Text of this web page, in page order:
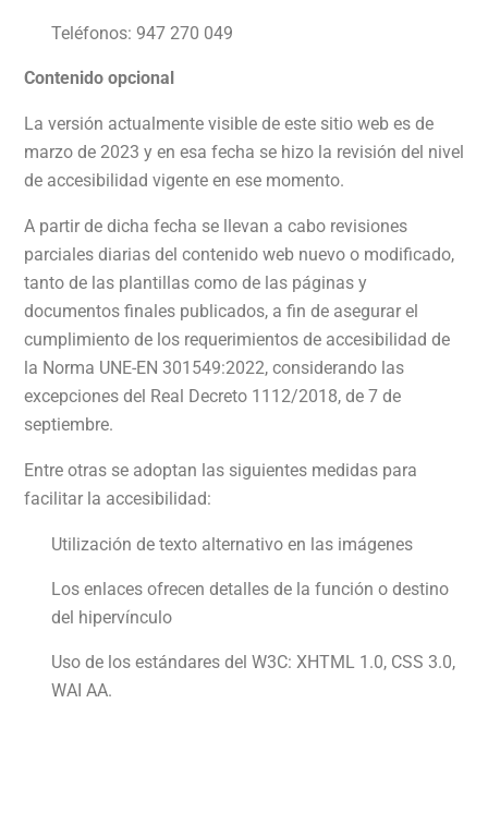
Teléfonos: 947 270 049
Contenido opcional
La versión actualmente visible de este sitio web es de
marzo de 2023 y en esa fecha se hizo la revisión del nivel
de accesibilidad vigente en ese momento.
A partir de dicha fecha se llevan a cabo revisiones
parciales diarias del contenido web nuevo o modificado,
tanto de las plantillas como de las páginas y
documentos finales publicados, a fin de asegurar el
cumplimiento de los requerimientos de accesibilidad de
la Norma UNE-EN 301549:2022, considerando las
excepciones del Real Decreto 1112/2018, de 7 de
septiembre.
Entre otras se adoptan las siguientes medidas para
facilitar la accesibilidad:
Utilización de texto alternativo en las imágenes
Los enlaces ofrecen detalles de la función o destino
del hipervínculo
Uso de los estándares del W3C: XHTML 1.0, CSS 3.0,
WAI AA.